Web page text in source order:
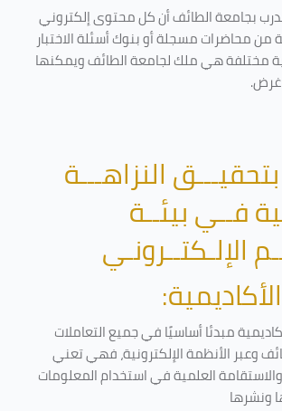
بجامعة الطائف أن كل محتوى إلكتروني
من محاضرات مسجلة أو بنوك أسئلة الاختبار
مختلفة هي ملك لجامعة الطائف ويمكنها
غرض.
بتحقيـــق النزاهـــة
فــي بيئــة
الإلـكتــرونـي
مبدئا أساسيًا في جميع التعاملات
وعبر الأنظمة الإلكترونية، فهي تعني
والاستقامة العلمية في استخدام المعلومات
ونشرها